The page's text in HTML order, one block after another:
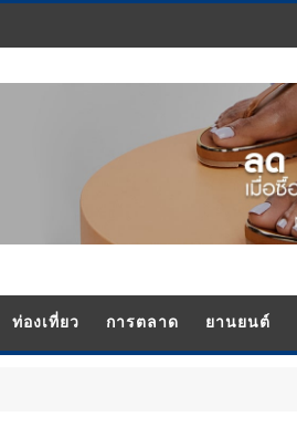
ท่องเที่ยว การตลาด ยานยนต์